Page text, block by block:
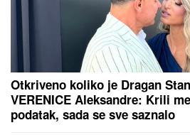
Otkriveno koliko je Dragan
VERENICE Aleksandre: Krili
podatak, sada se sve saznalo